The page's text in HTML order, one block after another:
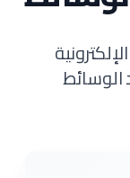
الوسائط